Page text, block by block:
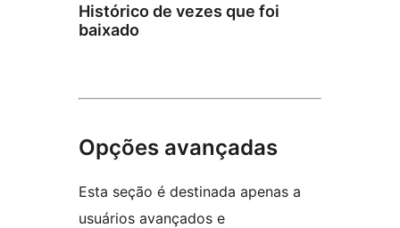
Histórico de vezes que foi
baixado
Opções avançadas
Esta seção é destinada apenas a
usuários avançados e